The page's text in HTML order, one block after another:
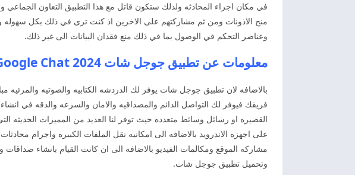
في مكان اجراء المحادثه ولذلك ستكون قاتل مع هذا التطبيق التعاون
منح الاذونات ومن ثم مشاركتهم على الاخرين اذ كنت ترى في ذلك بكل سهوله
وعناصر التحكم في الوصول بما في ذلك منع فقدان البيانات الى غير ذلك.
معلومات عن تطبيق جوجل شات Google Chat 2024
بالاضافه لان تطبيق جوجل شات يوفر لك الدردشه الكتابيه والصوتيه
فريقك فيوفر لك التواصل الدائم والمصداقيه والامان والسرعه والدقه في
القصيره او رسائل وسائط متعدده حيث توفر لنا العديد من المميزات
مشاركه الموقع ومكالمات الفيديو بالاضافه الى ان كانت القيام بانشاء
وتحميل تطبيق جوجل شات.